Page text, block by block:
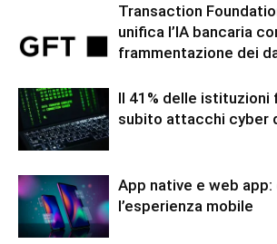
Transaction
unifica l’IA bancaria
frammentazione dei
Il 41% delle istituzioni
subito attacchi cyber
App native e web app:
l’esperienza mobile